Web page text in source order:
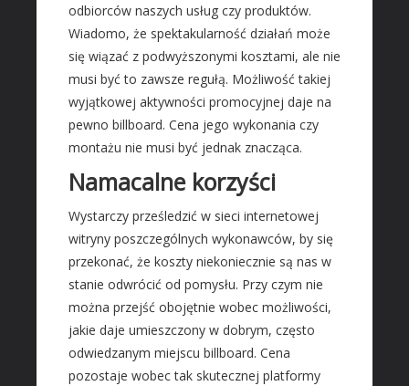
Placówki Edukacyjne
Kursy Językowe
Konferencje, Sale Szkoleniowe
Kursy i Szkolenia
SPRZEDAŻ INTERNTOWA
Meble
Wyposażenie Wnętrz
Wyposażenie Łazienki
Odzież
Sport
Elektronika, RTV, AGD
Art. Dla Zwierząt
Ogród, Rośliny
odbiorców naszych usług czy produktów.
Wiadomo, że spektakularność działań może
się wiązać z podwyższonymi kosztami, ale nie
musi być to zawsze regułą. Możliwość takiej
wyjątkowej aktywności promocyjnej daje na
pewno billboard. Cena jego wykonania czy
montażu nie musi być jednak znacząca.
Namacalne korzyści
Wystarczy prześledzić w sieci internetowej
witryny poszczególnych wykonawców, by się
przekonać, że koszty niekoniecznie są nas w
stanie odwrócić od pomysłu. Przy czym nie
można przejść obojętnie wobec możliwości,
jakie daje umieszczony w dobrym, często
odwiedzanym miejscu billboard. Cena
pozostaje wobec tak skutecznej platformy